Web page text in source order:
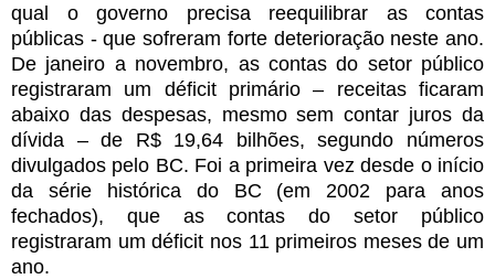
qual o governo precisa reequilibrar as contas
públicas - que sofreram forte deterioração neste ano.
De janeiro a novembro, as contas do setor público
registraram um déficit primário – receitas ficaram
abaixo das despesas, mesmo sem contar juros da
dívida – de R$ 19,64 bilhões, segundo números
divulgados pelo BC. Foi a primeira vez desde o início
da série histórica do BC (em 2002 para anos
fechados), que as contas do setor público
registraram um déficit nos 11 primeiros meses de um
ano.